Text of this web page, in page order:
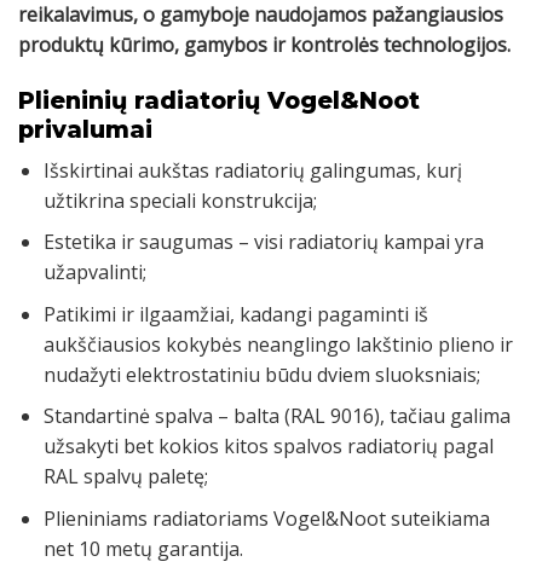
reikalavimus, o gamyboje naudojamos pažangiausios
produktų kūrimo, gamybos ir kontrolės technologijos.
Plieninių radiatorių Vogel&Noot
privalumai
Išskirtinai aukštas radiatorių galingumas, kurį
užtikrina speciali konstrukcija;
Estetika ir saugumas – visi radiatorių kampai yra
užapvalinti;
Patikimi ir ilgaamžiai, kadangi pagaminti iš
aukščiausios kokybės neanglingo lakštinio plieno ir
nudažyti elektrostatiniu būdu dviem sluoksniais;
Standartinė spalva – balta (RAL 9016), tačiau galima
užsakyti bet kokios kitos spalvos radiatorių pagal
RAL spalvų paletę;
Plieniniams radiatoriams Vogel&Noot suteikiama
net 10 metų garantija.